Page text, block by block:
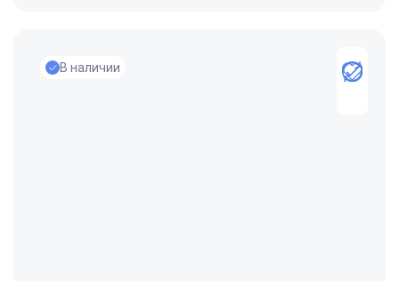
В наличии